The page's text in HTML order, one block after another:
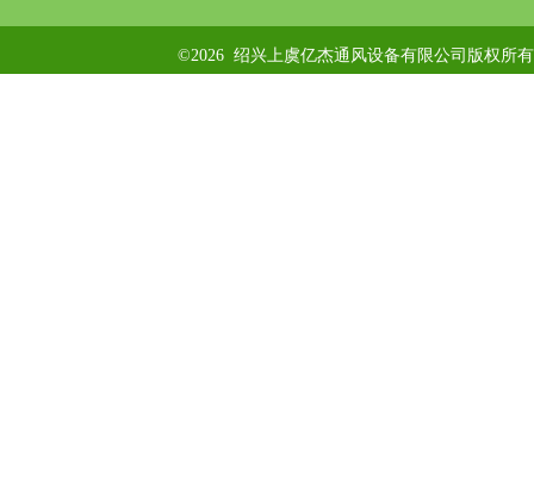
©2026 绍兴上虞亿杰通风设备有限公司版权所有